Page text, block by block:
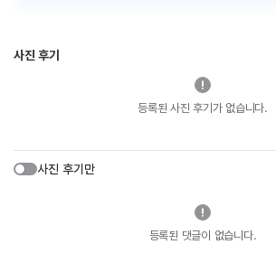
사진 후기
등록된 사진 후기가 없습니다.
사진 후기만
등록된 댓글이 없습니다.